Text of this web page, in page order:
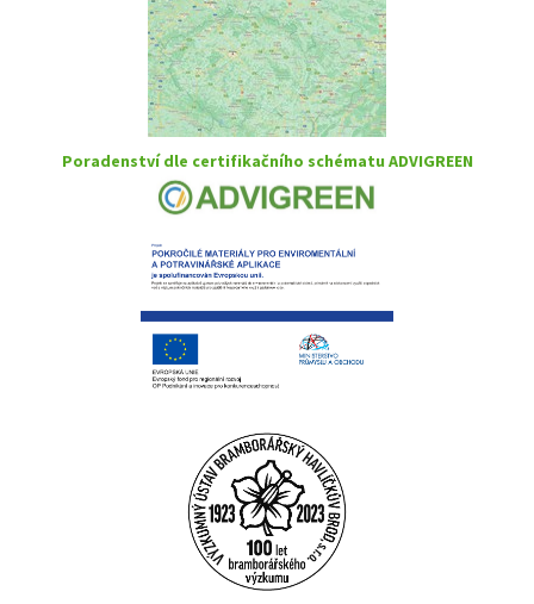
Poradenství dle certifikačního schématu ADVIGREEN